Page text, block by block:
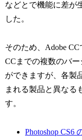
などとで機能に差が
した。
そのため、Adobe
CCまでの複数のバ
ができますが、各製
まれる製品と異なる
す。
Photoshop CS6